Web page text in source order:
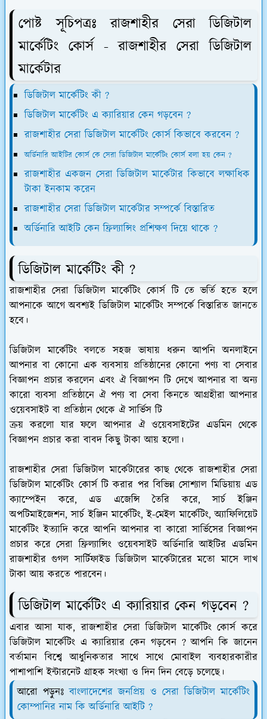
পোষ্ট সূচিপত্রঃ রাজশাহীর সেরা ডিজিটাল
মার্কেটিং কোর্স - রাজশাহীর সেরা ডিজিটাল
মার্কেটার
ডিজিটাল মার্কেটিং কী ?
ডিজিটাল মার্কেটিং এ ক্যারিয়ার কেন গড়বেন ?
রাজশাহীর সেরা ডিজিটাল মার্কেটিং কোর্স কিভাবে করবেন ?
অর্ডিনারি আইটির কোর্স কে সেরা ডিজিটাল মার্কেটিং কোর্স বলা হয় কেন ?
রাজশাহীর একজন সেরা ডিজিটাল মার্কেটার কিভাবে লক্ষাধিক
টাকা ইনকাম করেন
রাজশাহীর সেরা ডিজিটাল মার্কেটার সম্পর্কে বিস্তারিত
অর্ডিনারি আইটি কেন ফ্রিল্যান্সিং প্রশিক্ষণ দিয়ে থাকে ?
ডিজিটাল মার্কেটিং কী ?
রাজশাহীর সেরা ডিজিটাল মার্কেটিং কোর্স টি তে ভর্তি হতে হলে
আপনাকে আগে অবশ্যই ডিজিটাল মার্কেটিং সম্পর্কে বিস্তারিত জানতে
হবে।
ডিজিটাল মার্কেটিং বলতে সহজ ভাষায় ধরুন আপনি অনলাইনে
আপনার বা কোনো এক ব্যবসায় প্রতিষ্ঠানের কোনো পণ্য বা সেবার
বিজ্ঞাপন প্রচার করলেন এবং ঐ বিজ্ঞাপন টি দেখে আপনার বা অন্য
কারো ব্যবসা প্রতিষ্ঠানে ঐ পণ্য বা সেবা কিনতে আগ্রহীরা আপনার
ওয়েবসাইট বা প্রতিষ্ঠান থেকে ঐ সার্ভিস টি
ক্রয় করলো যার ফলে আপনার ঐ ওয়েবসাইটের এডমিন থেকে
বিজ্ঞাপন প্রচার করা বাবদ কিছু টাকা আয় হলো।
রাজশাহীর সেরা ডিজিটাল মার্কেটারের কাছ থেকে রাজশাহীর সেরা
ডিজিটাল মার্কেটিং কোর্স টি করার পর বিভিন্ন সোশ্যাল মিডিয়ায় এড
ক্যাম্পেইন করে, এড এজেন্সি তৈরি করে, সার্চ ইঞ্জিন
অপটিমাইজেশন, সার্চ ইঞ্জিন মার্কেটিং, ই-মেইল মার্কেটিং, অ্যাফিলিয়েট
মার্কেটিং ইত্যাদি করে আপনি আপনার বা কারো সার্ভিসের বিজ্ঞাপন
প্রচার করে সেরা ফ্রিল্যান্সিং ওয়েবসাইট অর্ডিনারি আইটির এডমিন
রাজশাহীর গুগল সার্টিফাইড ডিজিটাল মার্কেটারের মতো মাসে লাখ
টাকা আয় করতে পারবেন।
ডিজিটাল মার্কেটিং এ ক্যারিয়ার কেন গড়বেন ?
এবার আসা যাক, রাজশাহীর সেরা ডিজিটাল মার্কেটিং কোর্স করে
ডিজিটাল মার্কেটিং এ ক্যারিয়ার কেন গড়বেন ? আপনি কি জানেন
বর্তামান বিশ্বে আধুনিকতার সাথে সাথে মোবাইল ব্যবহারকারীর
পাশাপাশি ইন্টারনেট গ্রাহক সংখ্যা ও দিন দিন বেড়ে চলেছে।
আরো পড়ুনঃবাংলাদেশের জনপ্রিয় ও সেরা ডিজিটাল মার্কেটিং
কোম্পানির নাম কি অর্ডিনারি আইটি ?